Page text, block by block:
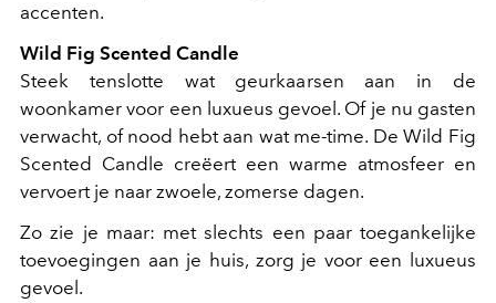
accenten.
Wild Fig Scented Candle
Steek tenslotte wat geurkaarsen aan in de
woonkamer voor een luxueus gevoel. Of je nu gasten
verwacht, of nood hebt aan wat me-time. De Wild Fig
Scented Candle creëert een warme atmosfeer en
vervoert je naar zwoele, zomerse dagen.
Zo zie je maar: met slechts een paar toegankelijke
toevoegingen aan je huis, zorg je voor een luxueus
gevoel.